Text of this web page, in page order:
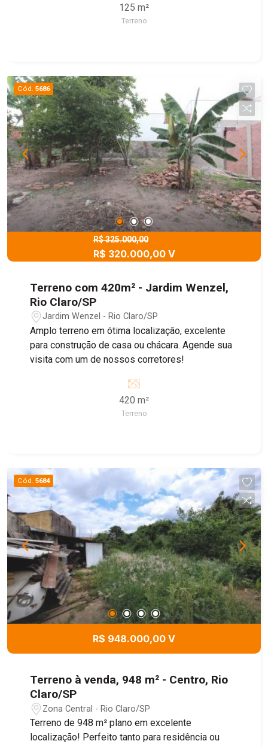
125 m²
Terreno
Cód. 5686
R$ 325.000,00
R$ 320.000,00 V
Terreno com 420m² - Jardim Wenzel,
Rio Claro/SP
Jardim Wenzel - Rio Claro/SP
Amplo terreno em ótima localização, excelente
para construção de casa ou chácara. Agende sua
visita com um de nossos corretores!
420 m²
Terreno
Cód. 5684
R$ 948.000,00 V
Terreno à venda, 948 m² - Centro, Rio
Claro/SP
Zona Central - Rio Claro/SP
Terreno de 948 m² plano em excelente
localização! Perfeito tanto para residência ou